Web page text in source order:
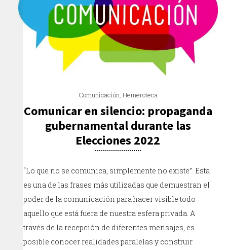
Comunicación, Hemeroteca
Comunicar en silencio: propaganda
gubernamental durante las
Elecciones 2022
“Lo que no se comunica, simplemente no existe”. Esta
es una de las frases más utilizadas que demuestran el
poder de la comunicación para hacer visible todo
aquello que está fuera de nuestra esfera privada. A
través de la recepción de diferentes mensajes, es
posible conocer realidades paralelas y construir